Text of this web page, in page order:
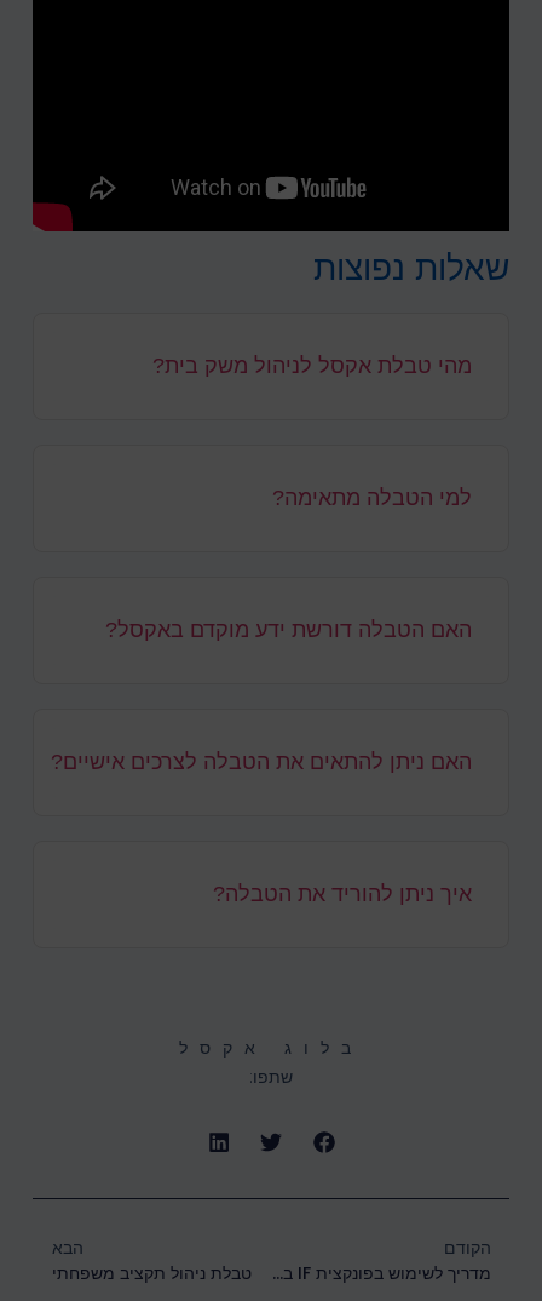
שאלות נפוצות
מהי טבלת אקסל לניהול משק בית?
למי הטבלה מתאימה?
האם הטבלה דורשת ידע מוקדם באקסל?
האם ניתן להתאים את הטבלה לצרכים אישיים?
איך ניתן להוריד את הטבלה?
בלוג אקסל
שתפו:
הקודם
מדריך לשימוש בפונקצית IF בתוכנת אקסל
הבא
טבלת ניהול תקציב משפחתי